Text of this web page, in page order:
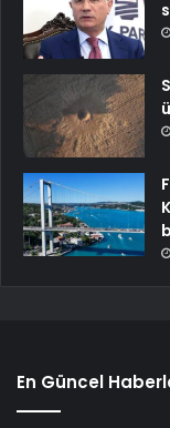
En Güncel